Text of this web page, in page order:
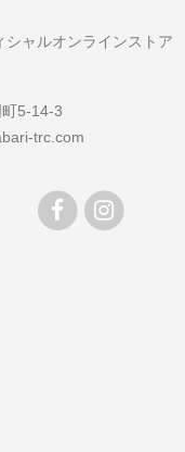
シャルオンラインストア
5-14-3
trc.com